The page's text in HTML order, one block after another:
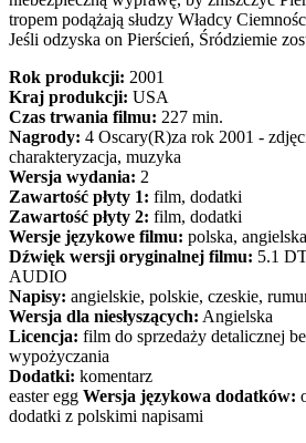
tropem podążają słudzy Władcy
Jeśli odzyska on Pierścień, Śródziemie
Rok produkcji: 2001
Kraj produkcji: USA
Czas trwania filmu: 227 min.
Nagrody: 4 Oscary(R)za rok 2001 -
charakteryzacja, muzyka
Wersja wydania: 2
Zawartość płyty 1: film, dodatki
Zawartość płyty 2: film, dodatki
Wersje językowe filmu: polska,
Dźwięk wersji oryginalnej filmu: 5.1
AUDIO
Napisy: angielskie, polskie, czeskie,
Wersja dla niesłyszących: Angielska
Licencja: film do sprzedaży detalicznej
wypożyczania
Dodatki: komentarz
easter egg Wersja językowa dodatków:
dodatki z polskimi napisami